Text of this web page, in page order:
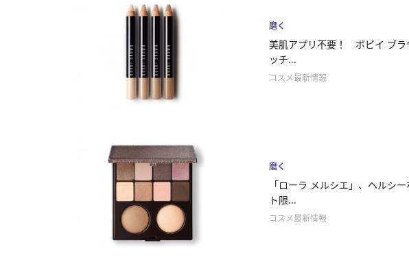
磨く
美肌アプリ不要！ ボビイ ブラ
ッチ...
コスメ最新情報
磨く
「ローラ メルシエ」、ヘルシ
ト限...
コスメ最新情報